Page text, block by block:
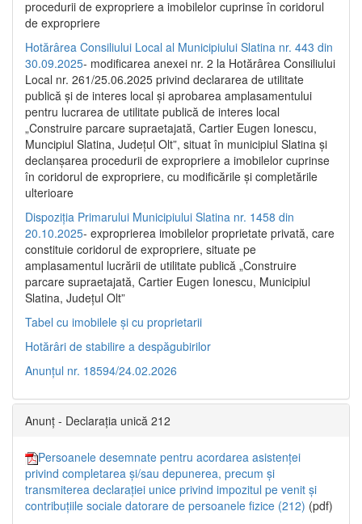
procedurii de expropriere a imobilelor cuprinse în coridorul
de expropriere
Hotărârea Consiliului Local al Municipiului Slatina nr. 443 din
30.09.2025- modificarea anexei nr. 2 la Hotărârea Consiliului
Local nr. 261/25.06.2025 privind declararea de utilitate
publică şi de interes local şi aprobarea amplasamentului
pentru lucrarea de utilitate publică de interes local
„Construire parcare supraetajată, Cartier Eugen Ionescu,
Muncipiul Slatina, Judeţul Olt”, situat în municipiul Slatina şi
declanşarea procedurii de expropriere a imobilelor cuprinse
în coridorul de expropriere, cu modificările şi completările
ulterioare
Dispoziția Primarului Municipiului Slatina nr. 1458 din
20.10.2025- exproprierea imobilelor proprietate privată, care
constituie coridorul de expropriere, situate pe
amplasamentul lucrării de utilitate publică „Construire
parcare supraetajată, Cartier Eugen Ionescu, Municipiul
Slatina, Județul Olt”
Tabel cu imobilele și cu proprietarii
Hotărâri de stabilire a despăgubirilor
Anunțul nr. 18594/24.02.2026
Anunț - Declarația unică 212
Persoanele desemnate pentru acordarea asistenței
privind completarea și/sau depunerea, precum și
transmiterea declarației unice privind impozitul pe venit și
contribuțiile sociale datorare de persoanele fizice (212) (pdf)